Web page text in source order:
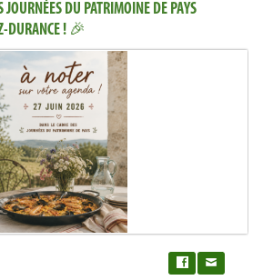
DU PATRIMOINE DE PAYS
DURANCE ! 🎉